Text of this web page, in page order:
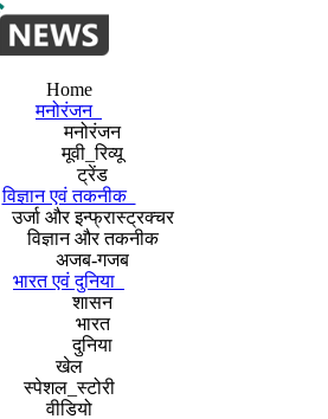
Home
मनोरंजन
मनोरंजन
मूवी_रिव्यू
ट्रेंड
विज्ञान एवं तकनीक
उर्जा और इन्फ्रास्ट्रक्चर
विज्ञान और तकनीक
अजब-गजब
भारत एवं दुनिया
शासन
भारत
दुनिया
खेल
स्पेशल_स्टोरी
वीडियो